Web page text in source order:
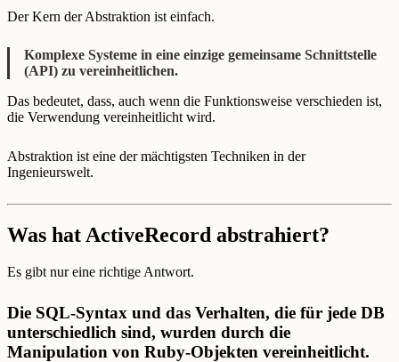
Der Kern der Abstraktion ist einfach.
Komplexe Systeme in eine einzige gemeinsame Schnittstelle
(API) zu vereinheitlichen.
Das bedeutet, dass, auch wenn die Funktionsweise verschieden ist,
die Verwendung vereinheitlicht wird.
Abstraktion ist eine der mächtigsten Techniken in der
Ingenieurswelt.
Was hat ActiveRecord abstrahiert?
Es gibt nur eine richtige Antwort.
Die SQL-Syntax und das Verhalten, die für jede DB
unterschiedlich sind, wurden durch die
Manipulation von Ruby-Objekten vereinheitlicht.